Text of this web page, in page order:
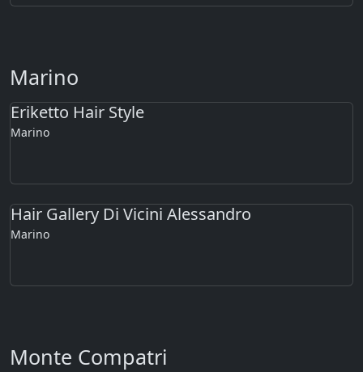
Marino
Eriketto Hair Style
Marino
Hair Gallery Di Vicini Alessandro
Marino
Monte Compatri